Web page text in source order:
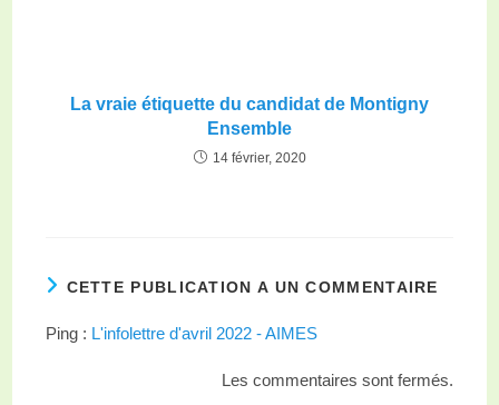
La vraie étiquette du candidat de Montigny
Ensemble
14 février, 2020
CETTE PUBLICATION A UN COMMENTAIRE
Ping : L'infolettre d'avril 2022 - AIMES
Les commentaires sont fermés.